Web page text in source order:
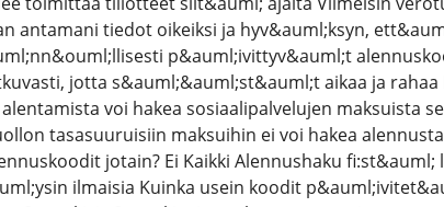
antamani tiedot oikeiksi ja hyv&auml;ksyn,
p&auml;ivittyv&auml;t
jotta s&auml;&auml;st&auml;t aikaa ja
voi hakea sosiaalipalvelujen maksuista
tasasuuruisiin maksuihin ei voi hakea
jotain? Ei Kaikki Alennushaku
ilmaisia Kuinka usein koodit